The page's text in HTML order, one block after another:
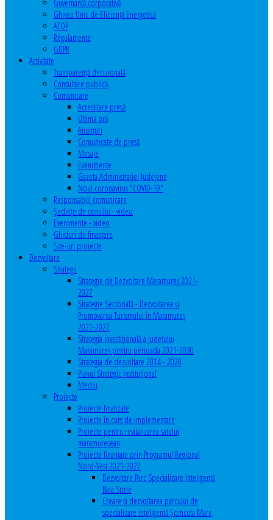
Guvernanță corporativă
Ghişeu Unic de Eficienţă Energetică
ATOP
Regulamente
GDPR
Activitate
Transparenţă decizională
Consultare publică
Comunicare
Acreditare presă
Ultimă oră
Anunţuri
Comunicate de presă
Mesaje
Evenimente
Gazeta Administraţiei Judeţene
Noul coronavirus "COVID-19"
Responsabili comunicare
Şedinţe de consiliu - video
Evenimente - video
Ghiduri de finanţare
Site-uri proiecte
Dezvoltare
Strategii
Strategie de Dezvoltare Maramureș 2021-
2027
Strategie Sectorială - Dezvoltarea și
Promovarea Turismului în Maramureș
2021-2027
Strategia investiţională a județului
Maramureș pentru perioada 2021-2030
Strategia de dezvoltare 2014 - 2020
Planul Strategic Instituţional
Mediu
Proiecte
Proiecte finalizate
Proiecte în curs de implementare
Proiecte pentru revitalizarea satului
maramureşean
Proiecte finanțate prin Programul Regional
Nord-Vest 2021-2027
Dezvoltare Parc Specializare Inteligentă
Baia Sprie
Creare și dezvoltarea parcului de
specializare inteligentă Șomcuta Mare,